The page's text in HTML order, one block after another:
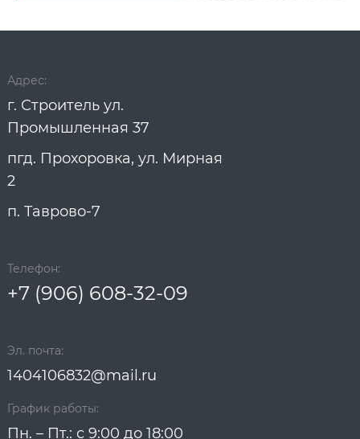
Адрес:
г. Строитель ул.
Промышленная 37
пгд. Прохоровка, ул. Мирная
2
п. Таврово-7
Телефон:
+7 (906) 608-32-09
Эл. почта:
1404106832@mail.ru
График работы:
Пн. – Пт.: с 9:00 до 18:00